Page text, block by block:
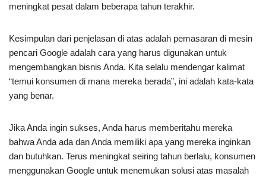
meningkat pesat dalam beberapa tahun terakhir.
Kesimpulan dari penjelasan di atas adalah pemasaran di mesin
pencari Google adalah cara yang harus digunakan untuk
mengembangkan bisnis Anda. Kita selalu mendengar kalimat
“temui konsumen di mana mereka berada”, ini adalah kata-kata
yang benar.
Jika Anda ingin sukses, Anda harus memberitahu mereka
bahwa Anda ada dan Anda memiliki apa yang mereka inginkan
dan butuhkan. Terus meningkat seiring tahun berlalu, konsumen
menggunakan Google untuk menemukan solusi atas masalah